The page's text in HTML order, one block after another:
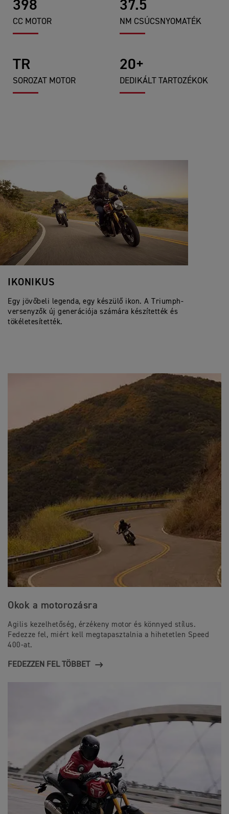
398
CC MOTOR
37.5
NM CSÚCSNYOMATÉK
TR
SOROZAT MOTOR
20+
DEDIKÁLT TARTOZÉKOK
IKONIKUS
Egy jövőbeli legenda, egy készülő ikon. A Triumph-
versenyzők új generációja számára készítették és
tökéletesítették.
Okok a motorozásra
Agilis kezelhetőség, érzékeny motor és könnyed stílus.
Fedezze fel, miért kell megtapasztalnia a hihetetlen Speed
400-at.
FEDEZZEN FEL TÖBBET